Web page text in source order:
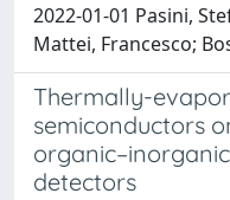
2022-01-01 Pasini,
Mattei, Francesco;
Thermally-
semiconductors
detectors